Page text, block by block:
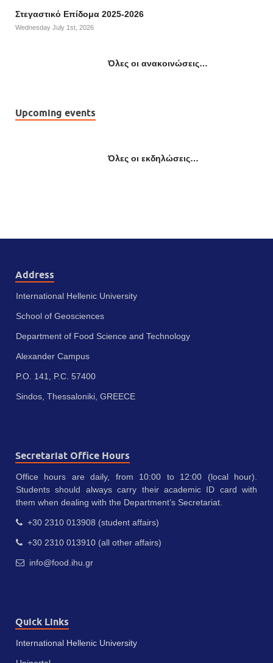
Στεγαστικό Επίδομα 2025-2026
Wednesday July 1st, 2026
Όλες οι ανακοινώσεις…
Upcoming events
Όλες οι εκδηλώσεις…
Address
International Hellenic University
School of Geosciences
Department of Food Science and Technology
Alexander Campus
P.O. 141, P.C. 57400
Sindos, Thessaloniki, GREECE
Secretariat Office Hours
Office hours are daily, from 10:00 to 12:00 (local hour).
Students should always carry their academic ID card with
them when dealing with the Department’s Secretariat.
+30 2310 013908 (student affairs)
+30 2310 013910 (all other affairs)
info@food.ihu.gr
Quick Links
International Hellenic University